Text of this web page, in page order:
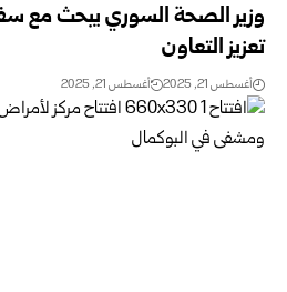
وزير الصحة السوري يبحث مع
تعزيز التعاون
أغسطس 21, 2025 أغسطس 21, 2025